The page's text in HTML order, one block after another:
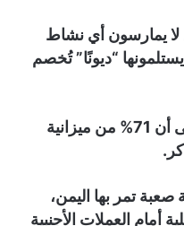
لا يمارسون أي نشاط
“ديونًا” تُخصم
وفي ختام حديثه، أشار حلبوب إلى أن 71% من ميزانية
تمر بها اليمن،
أمام العملات الأجنبية